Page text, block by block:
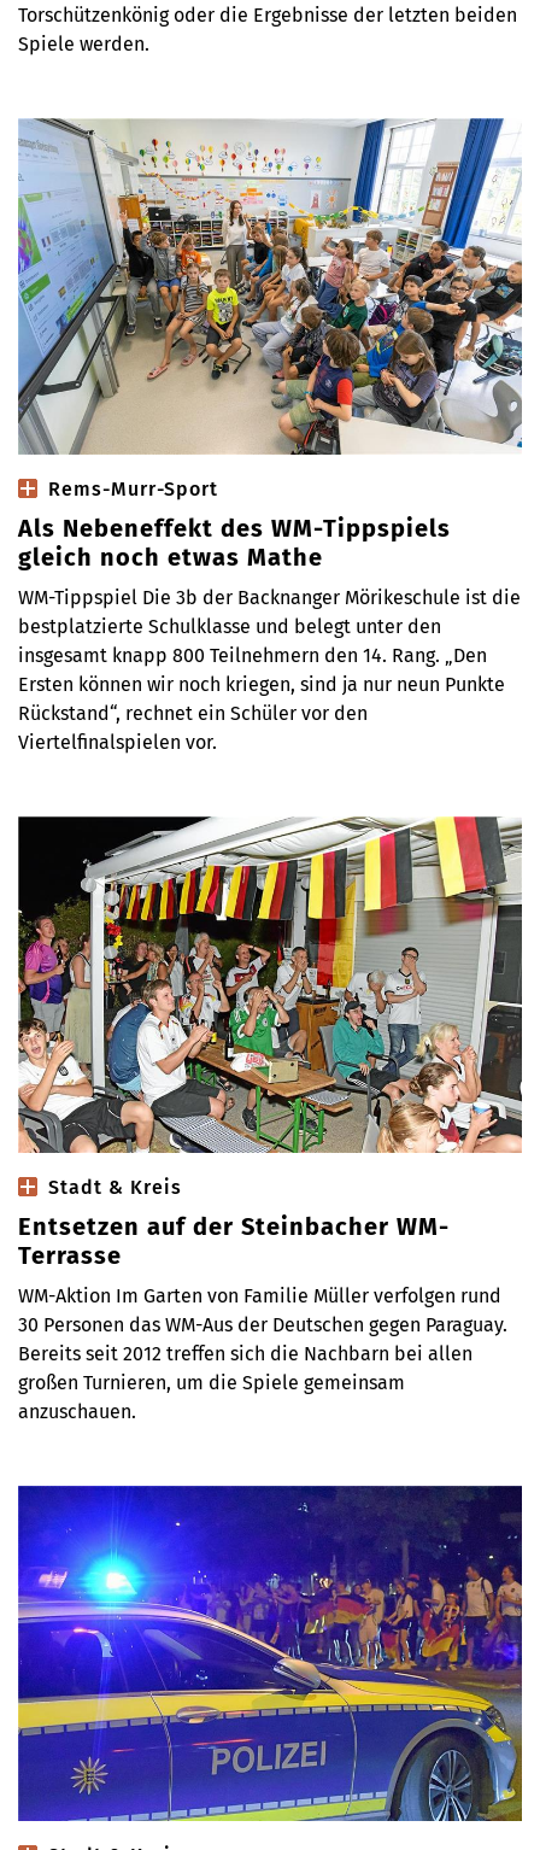
Torschützenkönig oder die Ergebnisse der letzten beiden
Spiele werden.
Rems-Murr-Sport
Als Nebeneffekt des WM-Tippspiels
gleich noch etwas Mathe
WM-Tippspiel Die 3b der Backnanger Mörikeschule ist die
bestplatzierte Schulklasse und belegt unter den
insgesamt knapp 800 Teilnehmern den 14. Rang. „Den
Ersten können wir noch kriegen, sind ja nur neun Punkte
Rückstand“, rechnet ein Schüler vor den
Viertelfinalspielen vor.
Stadt & Kreis
Entsetzen auf der Steinbacher WM-
Terrasse
WM-Aktion Im Garten von Familie Müller verfolgen rund
30 Personen das WM-Aus der Deutschen gegen Paraguay.
Bereits seit 2012 treffen sich die Nachbarn bei allen
großen Turnieren, um die Spiele gemeinsam
anzuschauen.